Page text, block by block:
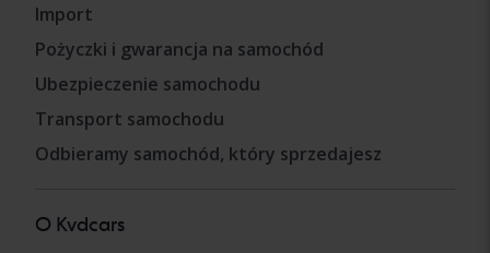
Import
Pożyczki i gwarancja na samochód
Ubezpieczenie samochodu
Transport samochodu
Odbieramy samochód, który sprzedajesz
O Kvdcars